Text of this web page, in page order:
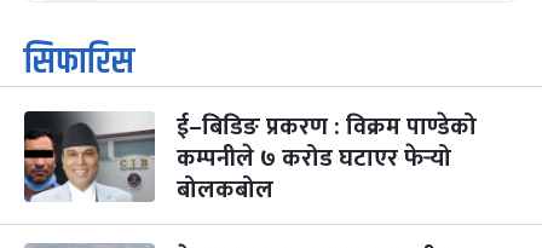
१
आइत
कार्तिक सङ्क्रान्ति
कार्तिक १, २०८३
३
मंगल
महानवमी
कार्तिक ३, २०८३-Oct 20, 2026
२ महिना बाँकी
४
सिफारिस
ई–बिडिङ प्रकरण : विक्रम पाण्डेको
कम्पनीले ७ करोड घटाएर फेर्‍यो
बोलकबोल